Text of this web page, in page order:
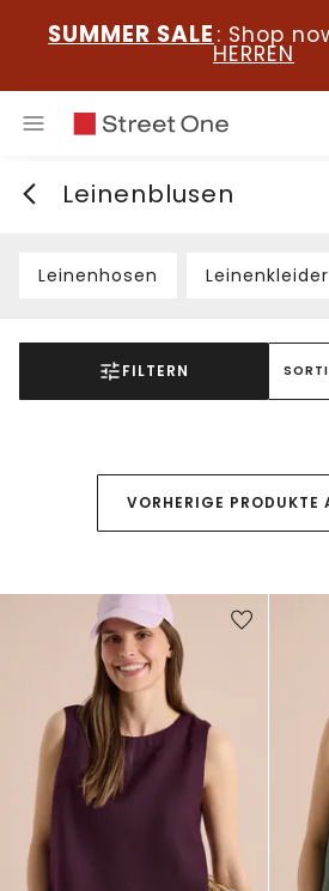
SUMMER SALE : Shop
HERREN
Leinenblusen
Leinenhosen Leinenkleider
FILTERN
VORHERIGE PRODUKTE